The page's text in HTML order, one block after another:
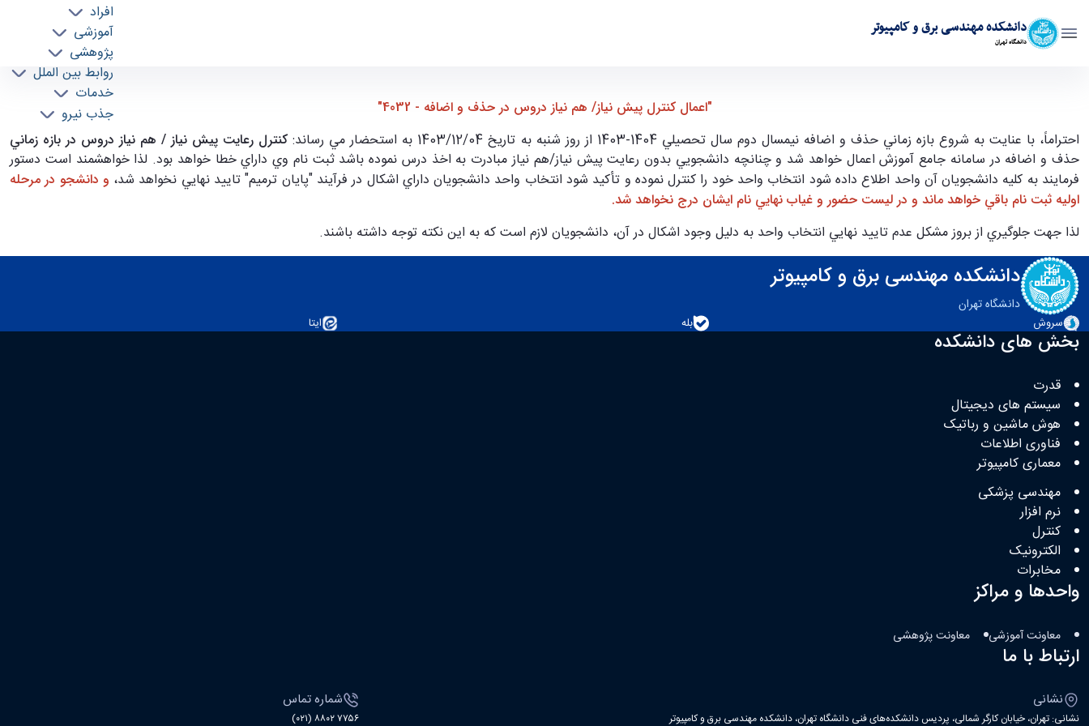
دانشکده مهندسی برق و کامپیوتر
دانشگاه تهران
افراد
آموزشی
پژوهشی
روابط بین الملل
خدمات
جذب نیرو
اعمال كنترل پيش نياز/ هم نياز دروس در حذف و اضافه - 4032 - ece- دانشکده مهندسی برق و کامپیوتر"اعمال كنترل پيش نياز/ هم نياز دروس در حذف و اضافه - 4032"
احتراماً، با عنايت به شروع بازه زماني حذف و اضافه نيمسال دوم سال تحصيلي 1404-1403 از روز شنبه به تاريخ 1403/12/04 به استحضار مي رساند: كنترل رعايت پيش نياز / هم نياز دروس در بازه زماني
حذف و اضافه در سامانه جامع آموزش اعمال خواهد شد و چنانچه دانشجويي بدون رعايت پيش نياز/هم نياز مبادرت به اخذ درس نموده باشد ثبت نام وي داراي خطا خواهد بود. لذا خواهشمند است دستور
فرمايند به كليه دانشجويان آن واحد اطلاع داده شود انتخاب واحد خود را كنترل نموده و تأكيد شود انتخاب واحد دانشجويان داراي اشكال در فرآيند "پايان ترميم" تاييد نهايي نخواهد شد، و دانشجو در مرحله
اوليه ثبت نام باقي خواهد ماند و در ليست حضور و غياب نهايي نام ايشان درج نخواهد شد.
لذا جهت جلوگيري از بروز مشكل عدم تاييد نهايي انتخاب واحد به دليل وجود اشكال در آن، دانشجويان لازم است که به این نکته توجه داشته باشند.
دانشکده مهندسی برق و کامپیوتر
دانشگاه تهران
سروش
بله ایتا
بخش های دانشکده
قدرت
سیستم های دیجیتال
هوش ماشین و رباتیک
فناوری اطلاعات
معماری کامپیوتر
مهندسی پزشکی
نرم افزار
کنترل
الکترونیک
مخابرات
واحدها و مراکز
معاونت آموزشی معاونت پژوهشی
ارتباط با ما
نشانی
نشانی: تهران، خیابان کارگر شمالی، پردیس دانشکده‌های فنی دانشگاه تهران، دانشکده مهندسی برق و کامپیوتر
شماره تماس
۷۷۵۶ ۸۸۰۲ (۰۲۱)